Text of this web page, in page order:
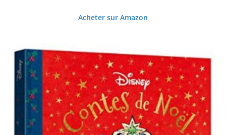
Acheter sur Amazon